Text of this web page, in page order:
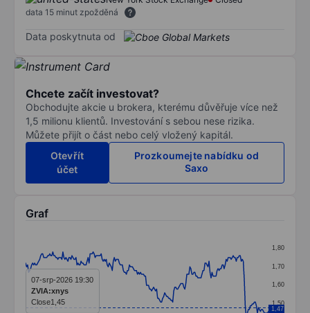
data 15 minut zpožděná
Data poskytnuta od
Chcete začít investovat?
Obchodujte akcie u brokera, kterému důvěřuje více než
1,5 milionu klientů. Investování s sebou nese rizika.
Můžete přijít o část nebo celý vložený kapitál.
Otevřít
účet
Prozkoumejte nabídku od
Saxo
Graf
Line chart with 242 data points.
The chart has 1 X axis displaying categories.
The chart has 1 Y axis displaying values. Data ranges
1,50
1,60
1,70
1,80
1,47
07-srp-2026 19:30
ZVIA:xnys
Close1,45